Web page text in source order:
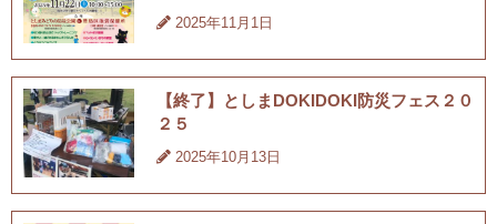
2025年11月1日
【終了】としまDOKIDOKI防災フェス２０
２５
2025年10月13日